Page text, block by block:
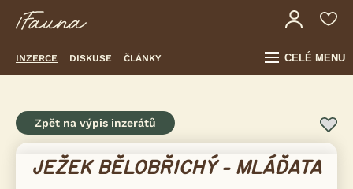
INZERCE DISKUSE ČLÁNKY CELÉ MENU
Zpět na výpis inzerátů
JEŽEK BĚLOBŘICHÝ - MLÁĎATA